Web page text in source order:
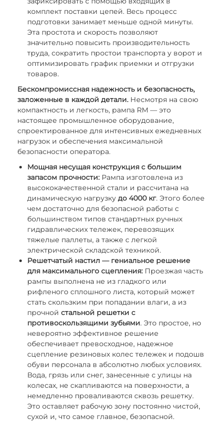
комплект поставки цепей. Весь процесс
подготовки занимает меньше одной минуты.
Эта простота и скорость позволяют
значительно повысить производительность
труда, сократить простои транспорта у ворот и
оптимизировать график приемки и отгрузки
товаров.
Бескомпромиссная надежность и безопасность,
заложенные в каждой детали. Несмотря на свою
компактность и легкость, рампа RM — это
настоящее промышленное оборудование,
спроектированное для интенсивных ежедневных
нагрузок и обеспечения максимальной
безопасности оператора.
Мощная несущая конструкция с большим
запасом прочности: Рампа изготовлена из
высококачественной стали и рассчитана на
динамическую нагрузку до 4000 кг. Этого более
чем достаточно для безопасной работы с
большинством типов стандартных ручных
гидравлических тележек, перевозящих
тяжелые паллеты, а также с легкой
электрической складской техникой.
Решетчатый настил — гениальное решение
для максимального сцепления: Проезжая часть
рампы выполнена не из гладкого или
рифленого сплошного листа, который может
стать скользким при попадании влаги, а из
прочной стальной решетки с
противоскользящими зубьями. Это простое, но
невероятно эффективное решение
обеспечивает превосходное, надежное
сцепление резиновых колес тележек и подошв
обуви персонала в абсолютно любых условиях.
Вода, грязь или снег, занесенные с улицы на
колесах, не скапливаются на поверхности, а
немедленно проваливаются сквозь решетку.
Это оставляет рабочую зону постоянно чистой,
сухой и, что самое главное, безопасной.